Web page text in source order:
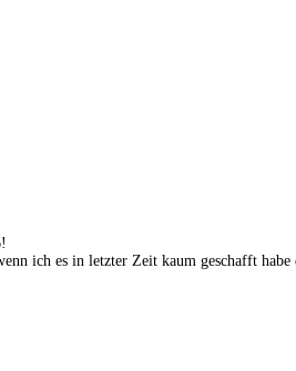
ich es in letzter Zeit kaum geschafft